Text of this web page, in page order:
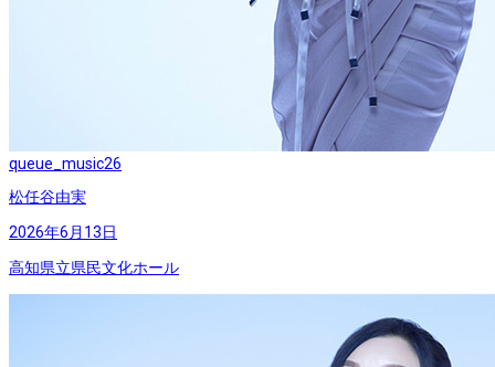
queue_music26
松任谷由実
2026年6月13日
高知県立県民文化ホール